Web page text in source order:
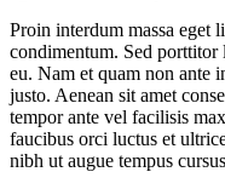
Proin interdum massa
condimentum. Sed porttitor
eu. Nam et quam non ante
justo. Aenean sit amet
tempor ante vel facilisis
faucibus orci luctus et
nibh ut augue tempus